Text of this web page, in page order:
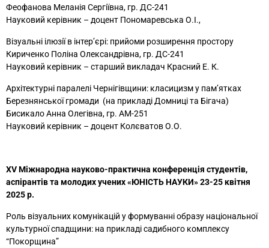
Феофанова Меланія Сергіївна, гр. ДС-241
Науковий керівник – доцент Пономаревська О.І.,
Візуальні ілюзії в інтер’єрі: прийоми розширення простору
Кириченко Поліна Олександрівна, гр. ДС-241
Науковий керівник – старший викладач Красний Е. К.
Архітектурні паралелі Чернігівщини: класицизм у пам’ятках
Березнянської громади (на прикладі Домниці та Бігача)
Бисикало Анна Олегівна, гр. АМ-251
Науковий керівник – доцент Колєватов О.О.
ХV Міжнародна науково-практична конференція студентів,
аспірантів та молодих учених «ЮНІСТЬ НАУКИ» 23-25 квітня
2025 р.
Роль візуальних комунікацій у формуванні образу національної
культурної спадщини: на прикладі садибного комплексу
“Покорщина”